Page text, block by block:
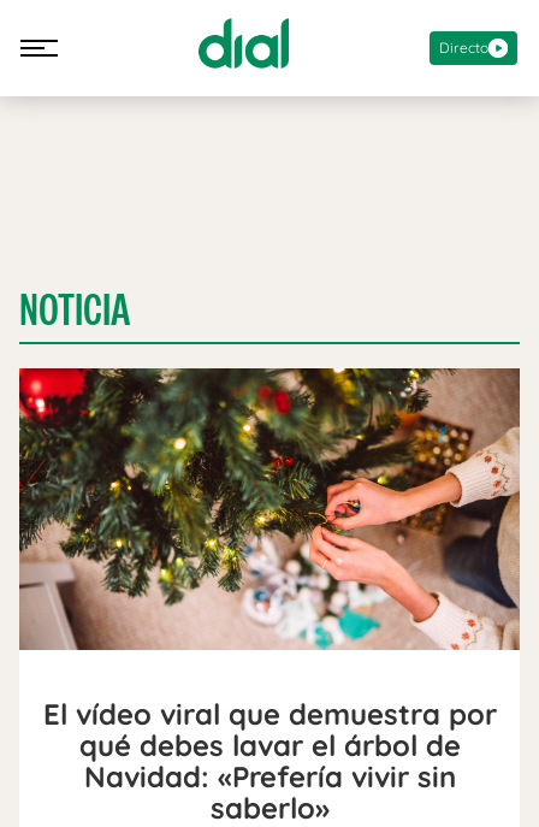
Directo
NOTICIA
El vídeo viral que demuestra por
qué debes lavar el árbol de
Navidad: «Prefería vivir sin
saberlo»